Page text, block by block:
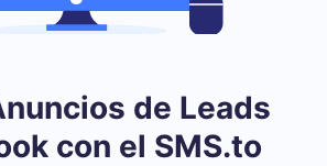
de Leads
con el SMS.to